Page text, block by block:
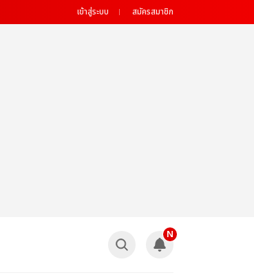
เข้าสู่ระบบ สมัครสมาชิก
N